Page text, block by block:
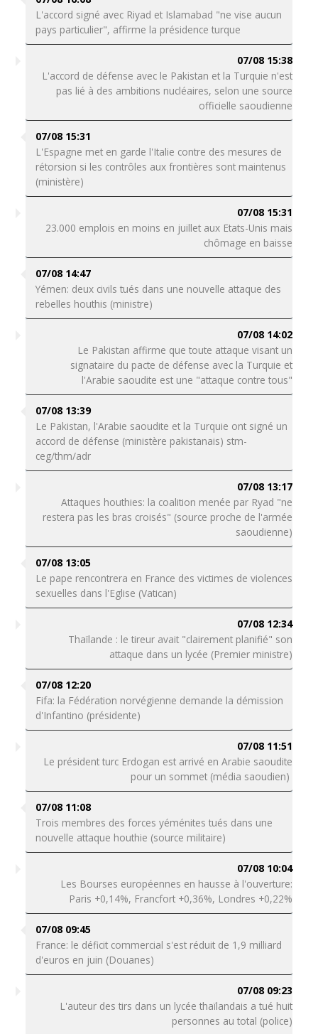
L'accord signé avec Riyad et Islamabad "ne vise aucun
pays particulier", affirme la présidence turque
07/08 15:38
L'accord de défense avec le Pakistan et la Turquie n'est
pas lié à des ambitions nucléaires, selon une source
officielle saoudienne
07/08 15:31
L'Espagne met en garde l'Italie contre des mesures de
rétorsion si les contrôles aux frontières sont maintenus
(ministère)
07/08 15:31
23.000 emplois en moins en juillet aux Etats-Unis mais
chômage en baisse
07/08 14:47
Yémen: deux civils tués dans une nouvelle attaque des
rebelles houthis (ministre)
07/08 14:02
Le Pakistan affirme que toute attaque visant un
signataire du pacte de défense avec la Turquie et
l'Arabie saoudite est une "attaque contre tous"
07/08 13:39
Le Pakistan, l'Arabie saoudite et la Turquie ont signé un
accord de défense (ministère pakistanais) stm-
ceg/thm/adr
07/08 13:17
Attaques houthies: la coalition menée par Ryad "ne
restera pas les bras croisés" (source proche de l'armée
saoudienne)
07/08 13:05
Le pape rencontrera en France des victimes de violences
sexuelles dans l'Eglise (Vatican)
07/08 12:34
Thaïlande : le tireur avait "clairement planifié" son
attaque dans un lycée (Premier ministre)
07/08 12:20
Fifa: la Fédération norvégienne demande la démission
d'Infantino (présidente)
07/08 11:51
Le président turc Erdogan est arrivé en Arabie saoudite
pour un sommet (média saoudien)
07/08 11:08
Trois membres des forces yéménites tués dans une
nouvelle attaque houthie (source militaire)
07/08 10:04
Les Bourses européennes en hausse à l'ouverture:
Paris +0,14%, Francfort +0,36%, Londres +0,22%
07/08 09:45
France: le déficit commercial s'est réduit de 1,9 milliard
d'euros en juin (Douanes)
07/08 09:23
L'auteur des tirs dans un lycée thaïlandais a tué huit
personnes au total (police)